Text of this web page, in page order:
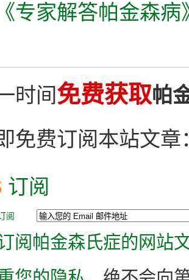
专家解答帕金森病
时间免费获取帕
免费订阅本站文章
订阅
阅
阅帕金森氏症的网站